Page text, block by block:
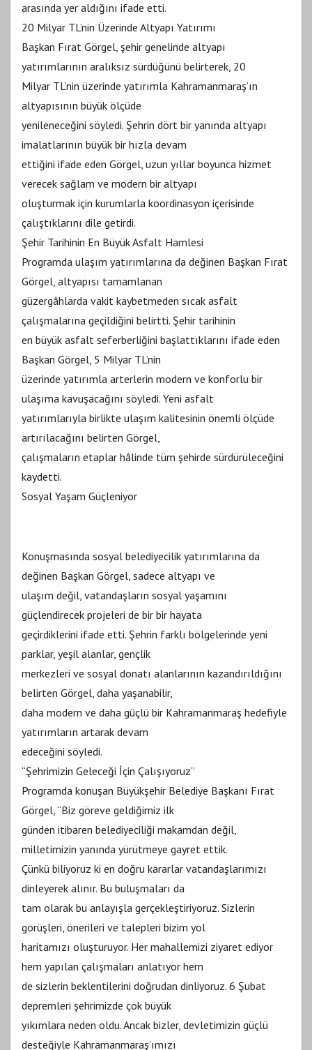
arasında yer aldığını ifade etti.
20 Milyar TL’nin Üzerinde Altyapı Yatırımı
Başkan Fırat Görgel, şehir genelinde altyapı
yatırımlarının aralıksız sürdüğünü belirterek, 20
Milyar TL’nin üzerinde yatırımla Kahramanmaraş’ın
altyapısının büyük ölçüde
yenileneceğini söyledi. Şehrin dört bir yanında altyapı
imalatlarının büyük bir hızla devam
ettiğini ifade eden Görgel, uzun yıllar boyunca hizmet
verecek sağlam ve modern bir altyapı
oluşturmak için kurumlarla koordinasyon içerisinde
çalıştıklarını dile getirdi.
Şehir Tarihinin En Büyük Asfalt Hamlesi
Programda ulaşım yatırımlarına da değinen Başkan Fırat
Görgel, altyapısı tamamlanan
güzergâhlarda vakit kaybetmeden sıcak asfalt
çalışmalarına geçildiğini belirtti. Şehir tarihinin
en büyük asfalt seferberliğini başlattıklarını ifade eden
Başkan Görgel, 5 Milyar TL’nin
üzerinde yatırımla arterlerin modern ve konforlu bir
ulaşıma kavuşacağını söyledi. Yeni asfalt
yatırımlarıyla birlikte ulaşım kalitesinin önemli ölçüde
artırılacağını belirten Görgel,
çalışmaların etaplar hâlinde tüm şehirde sürdürüleceğini
kaydetti.
Sosyal Yaşam Güçleniyor
Konuşmasında sosyal belediyecilik yatırımlarına da
değinen Başkan Görgel, sadece altyapı ve
ulaşım değil, vatandaşların sosyal yaşamını
güçlendirecek projeleri de bir bir hayata
geçirdiklerini ifade etti. Şehrin farklı bölgelerinde yeni
parklar, yeşil alanlar, gençlik
merkezleri ve sosyal donatı alanlarının kazandırıldığını
belirten Görgel, daha yaşanabilir,
daha modern ve daha güçlü bir Kahramanmaraş hedefiyle
yatırımların artarak devam
edeceğini söyledi.
“Şehrimizin Geleceği İçin Çalışıyoruz”
Programda konuşan Büyükşehir Belediye Başkanı Fırat
Görgel, “Biz göreve geldiğimiz ilk
günden itibaren belediyeciliği makamdan değil,
milletimizin yanında yürütmeye gayret ettik.
Çünkü biliyoruz ki en doğru kararlar vatandaşlarımızı
dinleyerek alınır. Bu buluşmaları da
tam olarak bu anlayışla gerçekleştiriyoruz. Sizlerin
görüşleri, önerileri ve talepleri bizim yol
haritamızı oluşturuyor. Her mahallemizi ziyaret ediyor
hem yapılan çalışmaları anlatıyor hem
de sizlerin beklentilerini doğrudan dinliyoruz. 6 Şubat
depremleri şehrimizde çok büyük
yıkımlara neden oldu. Ancak bizler, devletimizin güçlü
desteğiyle Kahramanmaraş’ımızı